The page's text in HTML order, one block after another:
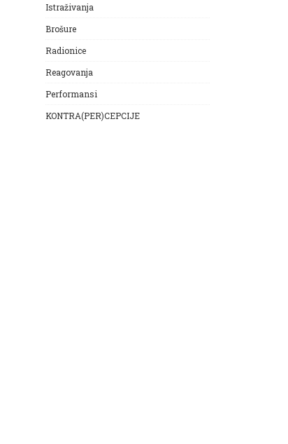
Istraživanja
Brošure
Radionice
Reagovanja
Performansi
KONTRA(PER)CEPCIJE